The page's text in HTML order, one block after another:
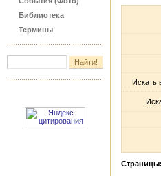
Библиотека
Термины
Искать